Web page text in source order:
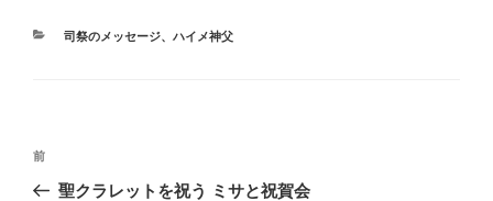
カ
司祭のメッセージ、 ハイメ神父
投
前
の
前
聖クラレットを祝う ミサと祝賀会